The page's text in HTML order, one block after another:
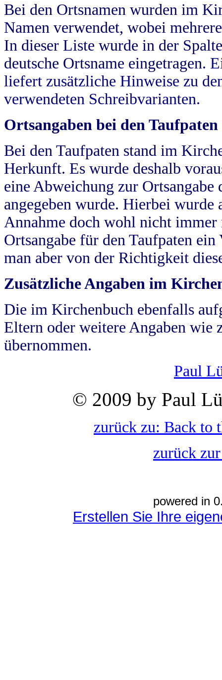
Bei den Ortsnamen wurden im
Namen verwendet, wobei
In dieser Liste wurde in der
deutsche Ortsname eingetragen.
liefert zusätzliche Hinweise zu
verwendeten Schreibvarianten.
Ortsangaben bei den Taufpaten
Bei den Taufpaten stand im
Herkunft. Es wurde deshalb
eine Abweichung zur
angegeben wurde. Hierbei wurde
Annahme doch wohl nicht
Ortsangabe für den Taufpaten
man aber von der Richtigkeit
Zusätzliche Angaben im
Die im Kirchenbuch ebenfalls
Eltern oder weitere Angaben wie
übernommen.
Paul
© 2009 by Paul
zurück zu: Back to
zurück
powered in
Erstellen Sie Ihre